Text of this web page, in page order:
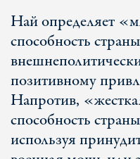
Най определяет
способность
позитивному
Напротив,
способность
используя